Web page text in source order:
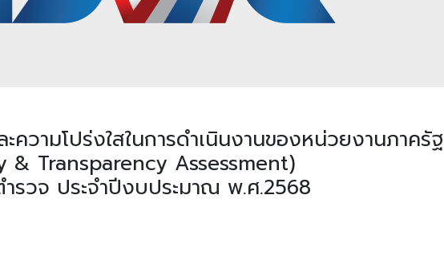
ความโปร่งใสในการดำเนินงานของหน่วยงานภาครัฐ
& Transparency Assessment)
รวจ ประจำปีงบประมาณ พ.ศ.2568